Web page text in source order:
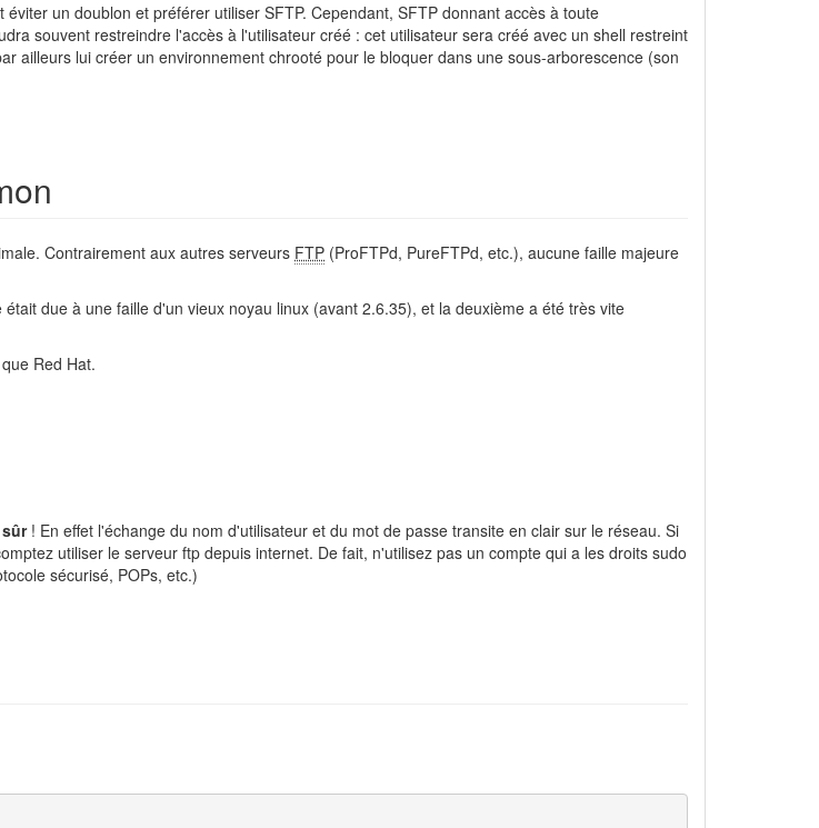
un doublon et préférer utiliser SFTP. Cependant, SFTP donnant accès à toute
souvent restreindre l'accès à l'utilisateur créé : cet utilisateur sera créé avec un shell restreint
ailleurs lui créer un environnement chrooté pour le bloquer dans une sous-arborescence (son
Contrairement aux autres serveurs FTP (ProFTPd, PureFTPd, etc.), aucune faille majeure
due à une faille d'un vieux noyau linux (avant 2.6.35), et la deuxième a été très vite
Red Hat.
! En effet l'échange du nom d'utilisateur et du mot de passe transite en clair sur le réseau. Si
utiliser le serveur ftp depuis internet. De fait, n'utilisez pas un compte qui a les droits sudo
sécurisé, POPs, etc.)